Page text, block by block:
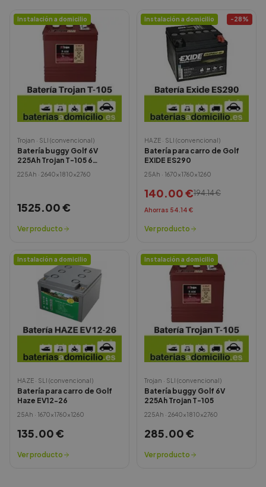
Instalación a domicilio
Trojan · SLI (convencional)
Batería buggy Golf 6V
225Ah Trojan T-105 6
Unidades
225Ah · 2640x1810x2760
1525.00€
Ver producto
Instalación a domicilio -28%
HAZE · SLI (convencional)
Batería para carro de Golf
EXIDE ES290
25Ah · 1670x1760x1260
140.00€194.14€
Ahorras 54.14 €
Ver producto
Instalación a domicilio
HAZE · SLI (convencional)
Batería para carro de Golf
Haze EV12-26
25Ah · 1670x1760x1260
135.00€
Ver producto
Instalación a domicilio
Trojan · SLI (convencional)
Batería buggy Golf 6V
225Ah Trojan T-105
225Ah · 2640x1810x2760
285.00€
Ver producto